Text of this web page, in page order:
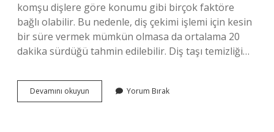
komşu dişlere göre konumu gibi birçok faktöre
bağlı olabilir. Bu nedenle, diş çekimi işlemi için kesin
bir süre vermek mümkün olmasa da ortalama 20
dakika sürdüğü tahmin edilebilir. Diş taşı temizliği…
Devamını okuyun
Temizliği
Yorum Bırak